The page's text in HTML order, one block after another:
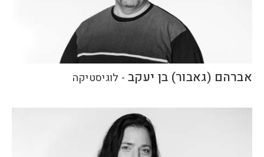
אברהם (גאבור) בן יעקב - לוגיסטיקה